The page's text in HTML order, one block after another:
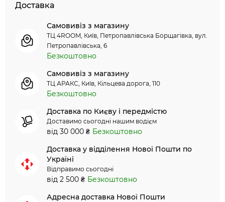
Доставка
Самовивіз з магазину
ТЦ 4ROOM, Київ, Петропавлівська Борщагівка, вул.
Петропавлівська, 6
Безкоштовно
Самовивіз з магазину
ТЦ АРАКС, Київ, Кільцева дорога, 110
Безкоштовно
Доставка по Києву і передмістю
Доставимо сьогодні нашим водієм
від 30 000 ₴ Безкоштовно
Доставка у відділення Нової Пошти по
Україні
Відправимо сьогодні
від 2 500 ₴ Безкоштовно
Адресна доставка Нової Пошти